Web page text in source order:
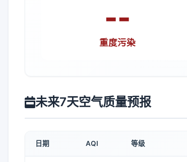
--
重度污染
未来7天空气质量预报
日期 AQI 等级